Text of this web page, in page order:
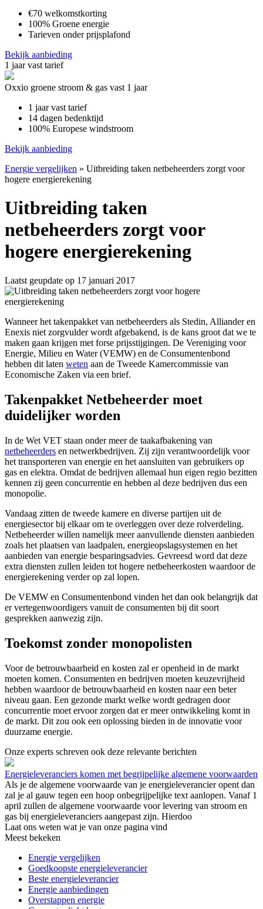
€70 welkomstkorting
100% Groene energie
Tarieven onder prijsplafond
Bekijk aanbieding
1 jaar vast tarief
Oxxio groene stroom & gas vast 1 jaar
1 jaar vast tarief
14 dagen bedenktijd
100% Europese windstroom
Bekijk aanbieding
Energie vergelijken » Uitbreiding taken netbeheerders zorgt voor
hogere energierekening
Uitbreiding taken
netbeheerders zorgt voor
hogere energierekening
Laatst geupdate op 17 januari 2017
Wanneer het takenpakket van netbeheerders als Stedin, Alliander en
Enexis niet zorgvulder wordt afgebakend, is de kans groot dat we te
maken gaan krijgen met forse prijsstijgingen. De Vereniging voor
Energie, Milieu en Water (VEMW) en de Consumentenbond
hebben dit laten weten aan de Tweede Kamercommissie van
Economische Zaken via een brief.
Takenpakket Netbeheerder moet
duidelijker worden
In de Wet VET staan onder meer de taakafbakening van
netbeheerders en netwerkbedrijven. Zij zijn verantwoordelijk voor
het transporteren van energie en het aansluiten van gebruikers op
gas en elektra. Omdat de bedrijven allemaal hun eigen regio bezitten
kennen zij geen concurrentie en hebben al deze bedrijven dus een
monopolie.
Vandaag zitten de tweede kamere en diverse partijen uit de
energiesector bij elkaar om te overleggen over deze rolverdeling.
Netbeheerder willen namelijk meer aanvullende diensten aanbieden
zoals het plaatsen van laadpalen, energieopslagsystemen en het
aanbieden van energie besparingsadvies. Gevreesd word dat deze
extra diensten zullen leiden tot hogere netbeheerkosten waardoor de
energierekening verder op zal lopen.
De VEMW en Consumentenbond vinden het dan ook belangrijk dat
er vertegenwoordigers vanuit de consumenten bij dit soort
gesprekken aanwezig zijn.
Toekomst zonder monopolisten
Voor de betrouwbaarheid en kosten zal er openheid in de markt
moeten komen. Consumenten en bedrijven moeten keuzevrijheid
hebben waardoor de betrouwbaarheid en kosten naar een beter
niveau gaan. Een gezonde markt welke wordt gedragen door
concurrentie moet ervoor zorgen dat er meer ontwikkeling komt in
de markt. Dit zou ook een oplossing bieden in de innovatie voor
duurzame energie.
Onze experts schreven ook deze relevante berichten
Energieleveranciers komen met begrijpelijke algemene voorwaarden
Als je de algemene voorwaarde van je energieleverancier opent dan
zal je al gauw tegen een hoop onbegrijpelijke text aanlopen. Vanaf 1
april zullen de algemene voorwaarde voor levering van stroom en
gas bij energieleveranciers aangepast zijn. Hierdoo
Laat ons weten wat je van onze pagina vind
Meest bekeken
Energie vergelijken
Goedkoopste energieleverancier
Beste energieleverancier
Energie aanbiedingen
Overstappen energie